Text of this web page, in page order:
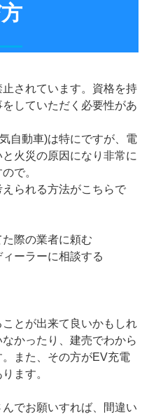
されています。資格を持
していただく必要性があ
自動車)は特にですが、電
火災の原因になり非常に
で。
られる方法がこちらで
際の業者に頼む
ーラーに相談する
とが出来て良いかもしれ
かったり、建売でわから
また、その方がEV充電
ます。
でお願いすれば、間違い